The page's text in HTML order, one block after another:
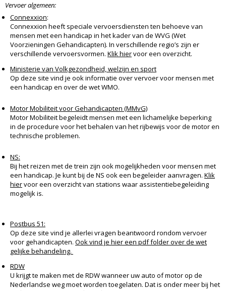
Vervoer algemeen:
Connexxion:
Connexxion heeft speciale vervoersdiensten ten behoeve van
mensen met een handicap in het kader van de WVG (Wet
Voorzieningen Gehandicapten). In verschillende regio’s zijn er
verschillende vervoersvormen. Klik hiervoor een overzicht.
Ministerie van Volkgezondheid, welzijn en sport
Op deze site vind je ook informatie over vervoer voor mensen met
een handicap en over de wet WMO.
Motor Mobiliteit voor Gehandicapten (MMvG)
Motor Mobiliteit begeleidt mensen met een lichamelijke beperking
in de procedure voor het behalen van het rijbewijs voor de motor en
technische problemen.
NS:
Bij het reizen met de trein zijn ook mogelijkheden voor mensen met
een handicap. Je kunt bij de NS ook een begeleider aanvragen. Klik
hiervoor een overzicht van stations waar assistentiebegeleiding
mogelijk is.
Postbus 51:
Op deze site vind je allerlei vragen beantwoord rondom vervoer
voor gehandicapten. Ook vind je hier een pdf folder over de wet
gelijke behandeling.
RDW
U krijgt te maken met de RDW wanneer uw auto of motor op de
Nederlandse weg moet worden toegelaten. Dat is onder meer bij het